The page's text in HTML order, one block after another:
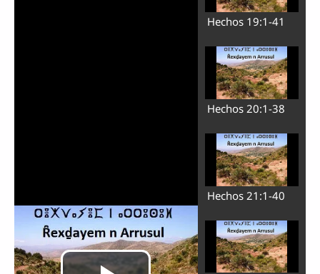
Hechos 19:1-41
Hechos 20:1-38
Hechos 21:1-40